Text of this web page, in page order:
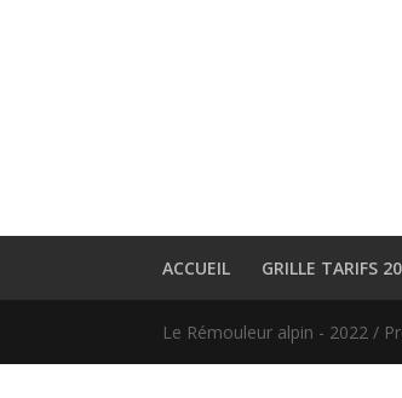
ACCUEIL GRILLE TARIFS
Le Rémouleur alpin - 2022 /